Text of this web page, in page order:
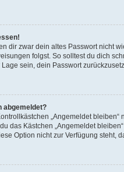
dir zwar dein altes Passwort nicht
folgst. So solltest du dich
sein, dein Passwort
abgemeldet?
„Angemeldet
das Kästchen „Angemeldet
Option nicht zur Verfügung steht,